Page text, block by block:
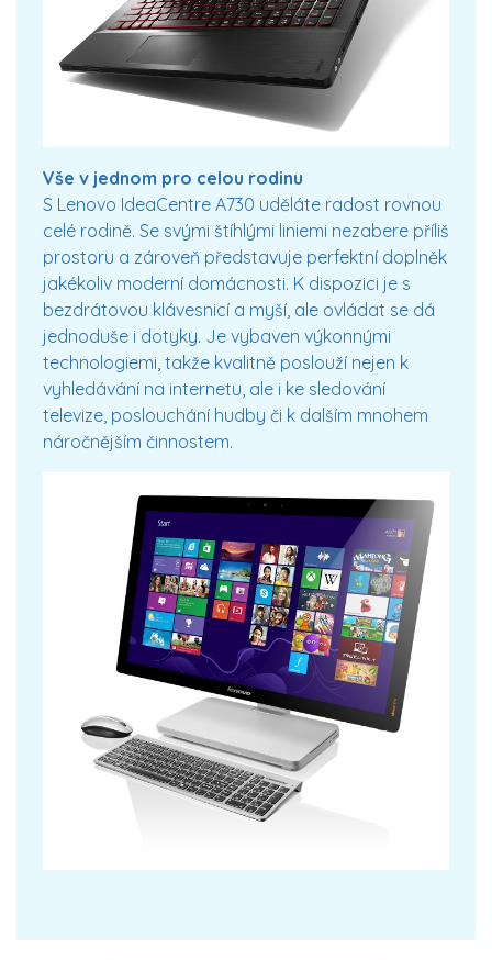
Vše v jednom pro celou rodinu
S Lenovo IdeaCentre A730 uděláte radost rovnou
celé rodině. Se svými štíhlými liniemi nezabere příliš
prostoru a zároveň představuje perfektní doplněk
jakékoliv moderní domácnosti. K dispozici je s
bezdrátovou klávesnicí a myší, ale ovládat se dá
jednoduše i dotyky. Je vybaven výkonnými
technologiemi, takže kvalitně poslouží nejen k
vyhledávání na internetu, ale i ke sledování
televize, poslouchání hudby či k dalším mnohem
náročnějším činnostem.